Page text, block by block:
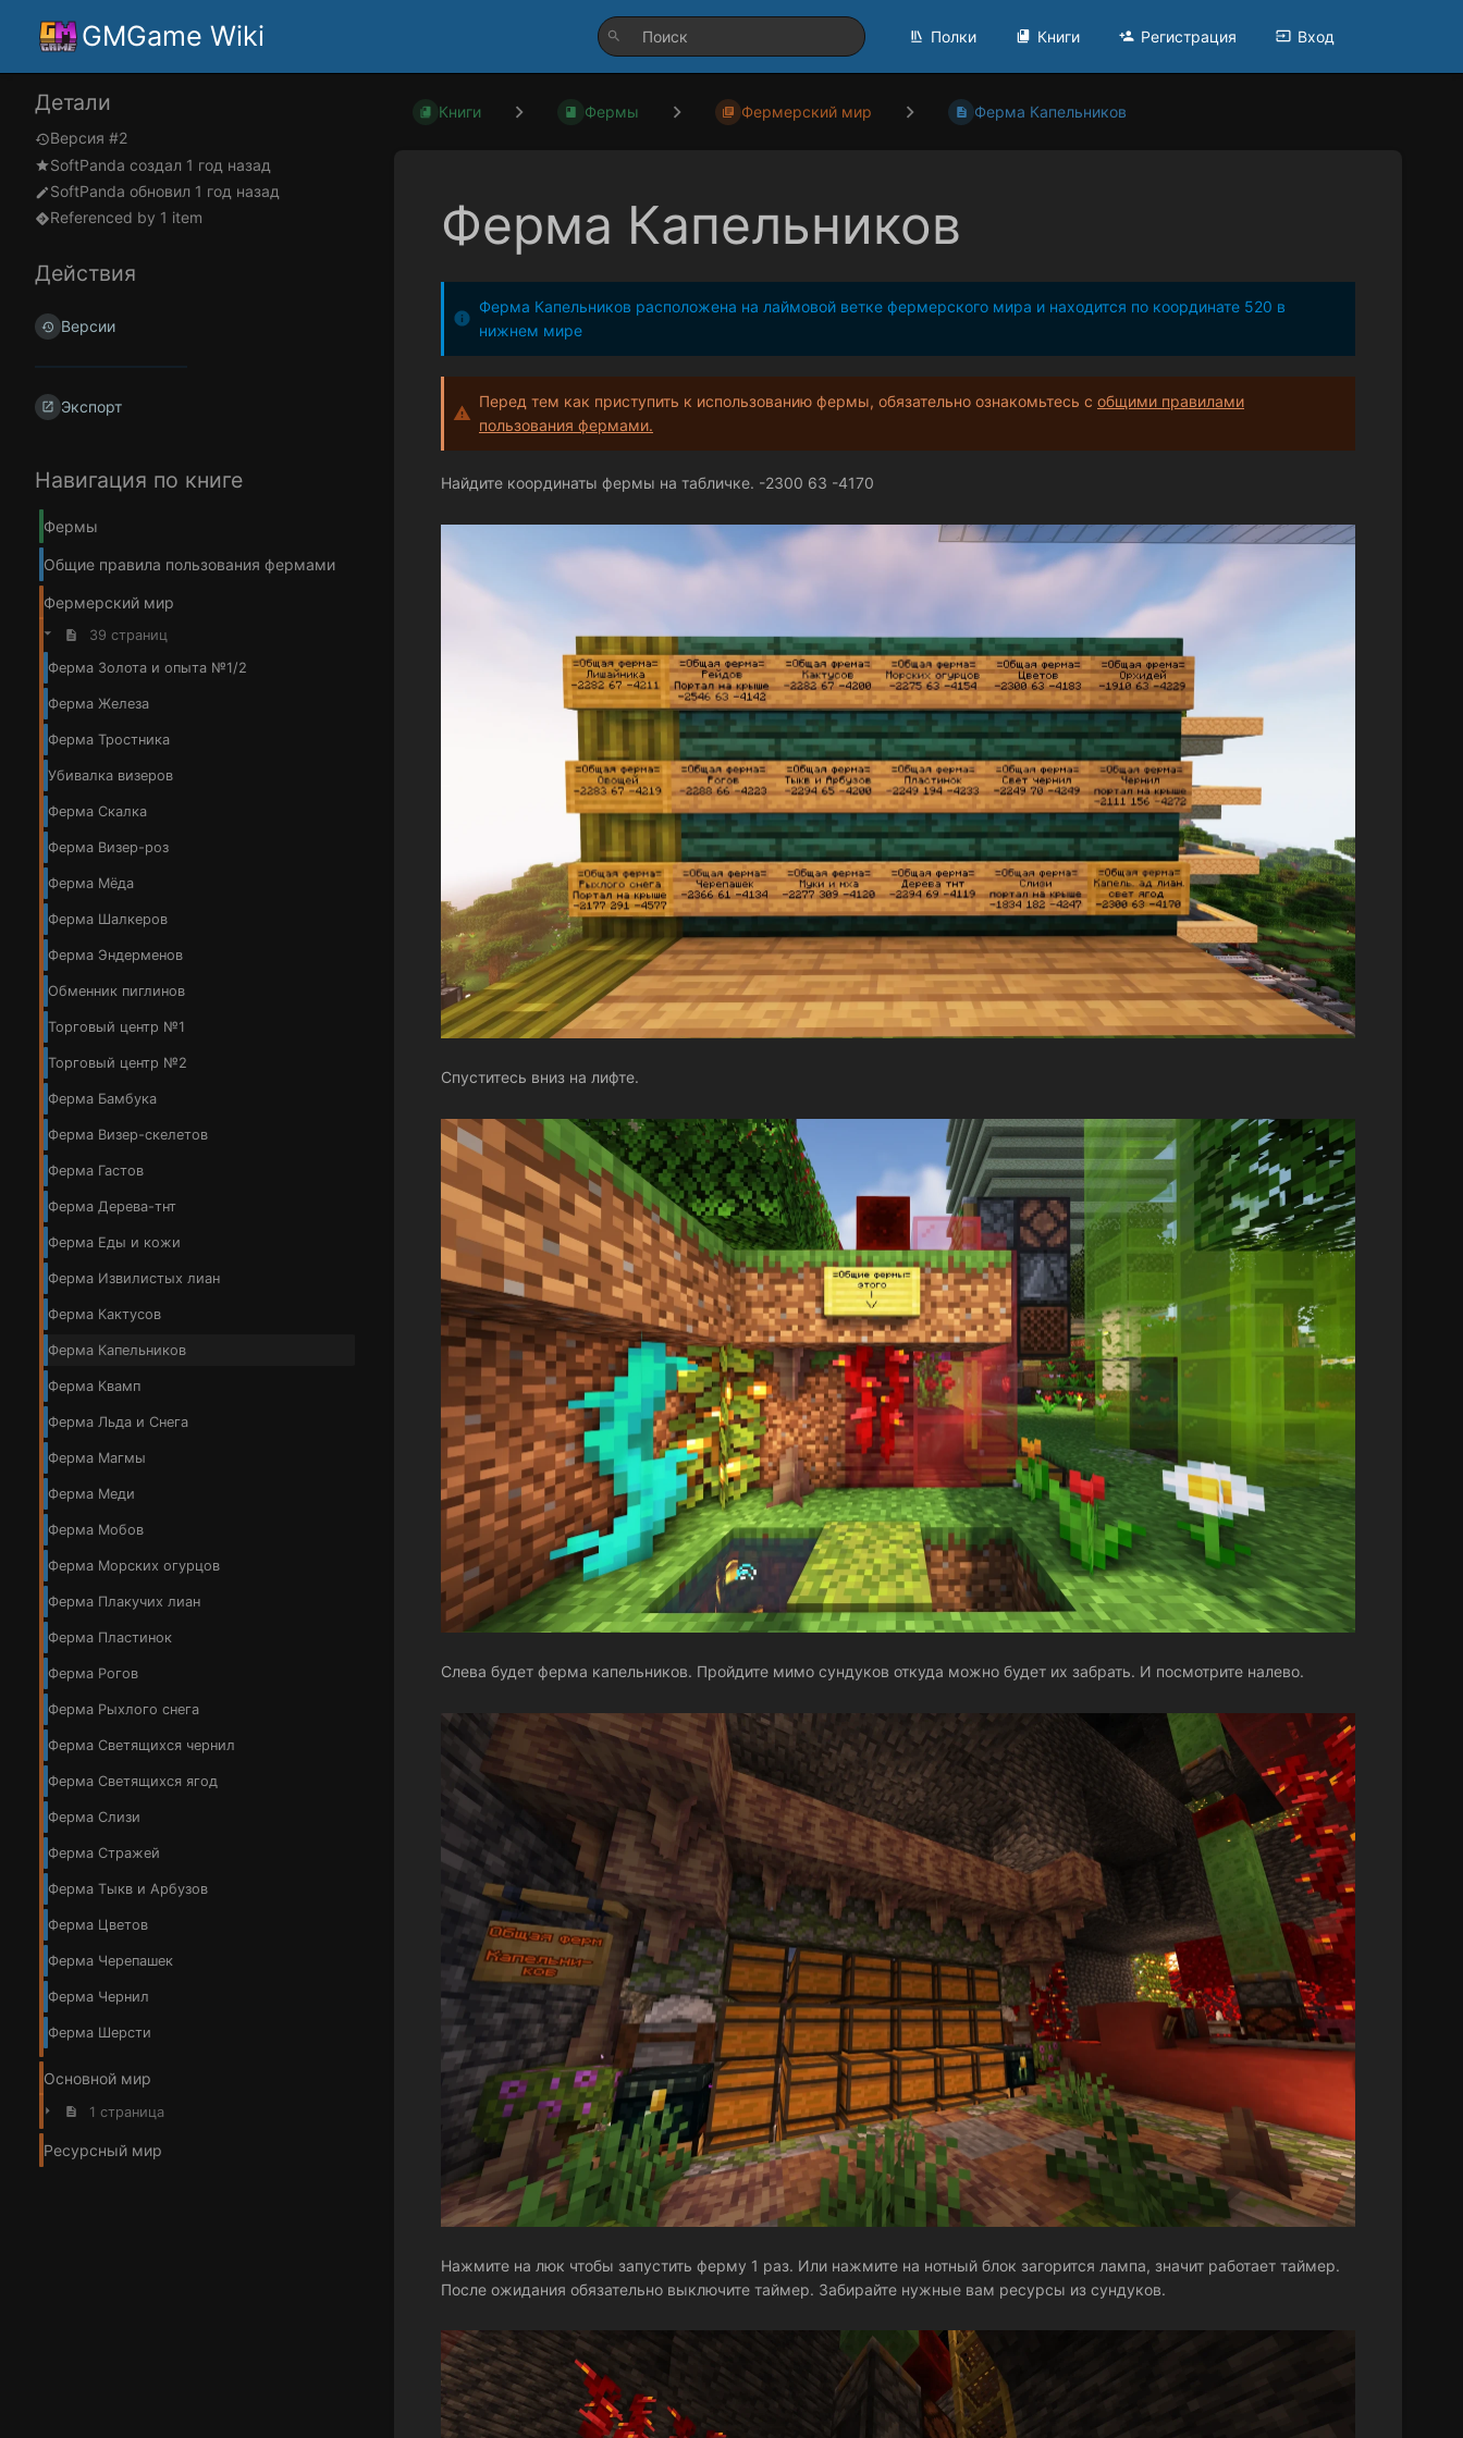
GMGame Wiki Полки Книги Регистрация Вход
Детали
Версия #2
SoftPanda создал 1 год назад
SoftPanda обновил 1 год назад
Referenced by 1 item
Действия
Версии
Экспорт
Навигация по книге
Фермы
Общие правила пользования фермами
Фермерский мир
39 страниц
Ферма Золота и опыта №1/2
Ферма Железа
Ферма Тростника
Убивалка визеров
Ферма Скалка
Ферма Визер-роз
Ферма Мёда
Ферма Шалкеров
Ферма Эндерменов
Обменник пиглинов
Торговый центр №1
Торговый центр №2
Ферма Бамбука
Ферма Визер-скелетов
Ферма Гастов
Ферма Дерева-тнт
Ферма Еды и кожи
Ферма Извилистых лиан
Ферма Кактусов
Ферма Капельников
Ферма Квамп
Ферма Льда и Снега
Ферма Магмы
Ферма Меди
Ферма Мобов
Ферма Морских огурцов
Ферма Плакучих лиан
Ферма Пластинок
Ферма Рогов
Ферма Рыхлого снега
Ферма Светящихся чернил
Ферма Светящихся ягод
Ферма Слизи
Ферма Стражей
Ферма Тыкв и Арбузов
Ферма Цветов
Ферма Черепашек
Ферма Чернил
Ферма Шерсти
Основной мир
1 страница
Ресурсный мир
Книги Фермы Фермерский мир Ферма Капельников
Ферма Капельников
Ферма Капельников расположена на лаймовой ветке фермерского мира и находится по координате 520 в
нижнем мире
Перед тем как приступить к использованию фермы, обязательно ознакомьтесь с общими правилами
пользования фермами.
Найдите координаты фермы на табличке. -2300 63 -4170
Спуститесь вниз на лифте.
Слева будет ферма капельников. Пройдите мимо сундуков откуда можно будет их забрать. И посмотрите налево.
Нажмите на люк чтобы запустить ферму 1 раз. Или нажмите на нотный блок загорится лампа, значит работает таймер.
После ожидания обязательно выключите таймер. Забирайте нужные вам ресурсы из сундуков.